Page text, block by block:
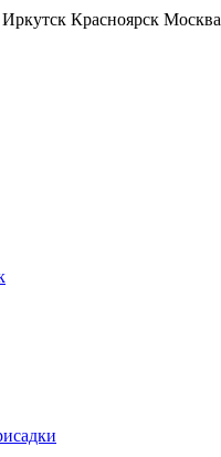
Иркутск Красноярск Москва